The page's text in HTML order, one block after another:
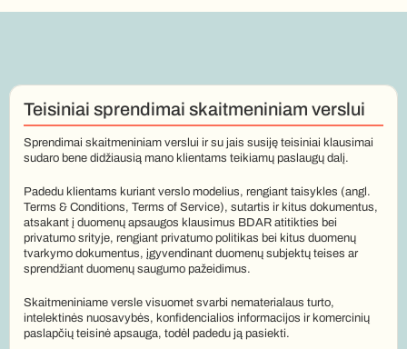
Teisiniai sprendimai skaitmeniniam verslui
Sprendimai skaitmeniniam verslui ir su jais susiję teisiniai klausimai
sudaro bene didžiausią mano klientams teikiamų paslaugų dalį.
Padedu klientams kuriant verslo modelius, rengiant taisykles (angl.
Terms & Conditions, Terms of Service), sutartis ir kitus dokumentus,
atsakant į duomenų apsaugos klausimus BDAR atitikties bei
privatumo srityje, rengiant privatumo politikas bei kitus duomenų
tvarkymo dokumentus, įgyvendinant duomenų subjektų teises ar
sprendžiant duomenų saugumo pažeidimus.
Skaitmeniniame versle visuomet svarbi nematerialaus turto,
intelektinės nuosavybės, konfidencialios informacijos ir komercinių
paslapčių teisinė apsauga, todėl padedu ją pasiekti.